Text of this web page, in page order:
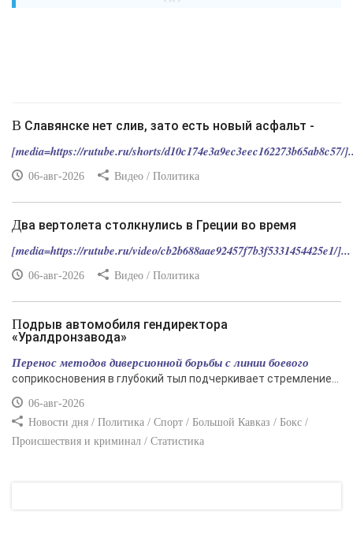
В Славянске нет слив, зато есть новый асфальт -
[media=https://rutube.ru/shorts/d10c174e3a9ec3eec162273b65ab8c57/
06-авг-2026 Видео / Политика
Два вертолета столкнулись в Греции во время
[media=https://rutube.ru/video/cb2b688aae92457f7b3f5331454425e1/]...
06-авг-2026 Видео / Политика
Подрыв автомобиля гендиректора
«Уралдронзавода»
Перенос методов диверсионной борьбы с линии боевого
соприкосновения в глубокий тыл подчеркивает стремление...
06-авг-2026
Новости дня / Политика / Спорт / Большой Кавказ / Бокс /
Происшествия и криминал / Статистика